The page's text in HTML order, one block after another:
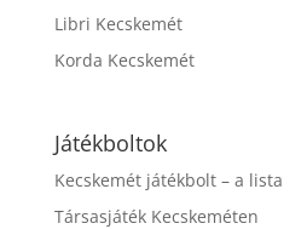
Libri Kecskemét
Korda Kecskemét
Játékboltok
Kecskemét játékbolt – a lista
Társasjáték Kecskeméten